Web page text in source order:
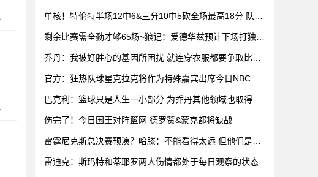
单核！特伦特半场12中6&三分10中5砍全场最高18分 队友
剩余比赛需全勤才够65场~狼记：爱德华兹预计下场打独行
乔丹：我被好胜心的基因所困扰 就连穿衣服都要争取比妻
官方：狂热队球星克拉克将作为特殊嘉宾出席今日NBC赛
巴克利：篮球只是人生一小部分 为乔丹其他领域也取得成
伤完了！今日国王对阵篮网 德罗赞&蒙克都将缺战
雷霆尼克斯总决赛预演？哈滕：不能看得太远 但他们是支
雷迪克：斯玛特和蒂耶罗两人伤情都处于每日观察的状态